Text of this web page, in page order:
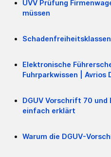
UVV Prüfung
müssen
Schadenfreiheitsklassen
Elektronische
Fuhrparkwissen | Avrios
DGUV Vorschrift 70 und
einfach erklärt
Warum die DGUV-